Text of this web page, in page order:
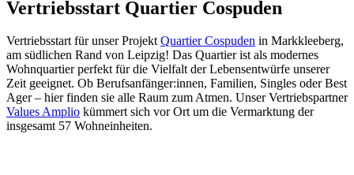
Vertriebsstart Quartier Cospuden
Vertriebsstart für unser ProjektQuartier Cospuden in Markkleeberg,
am südlichen Rand von Leipzig! Das Quartier ist als modernes
Wohnquartier perfekt für die Vielfalt der Lebensentwürfe unserer
Zeit geeignet. Ob Berufsanfänger:innen, Familien, Singles oder Best
Ager – hier finden sie alle Raum zum Atmen. Unser Vertriebspartner
Values Amplio kümmert sich vor Ort um die Vermarktung der
insgesamt 57 Wohneinheiten.